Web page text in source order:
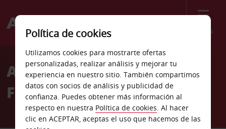
Menú
Welcome
AvisAlquiler de coches
Frankfurt Heddernheim
Política de cookies
Utilizamos cookies para mostrarte ofertas
personalizadas, realizar análisis y mejorar tu
experiencia en nuestro sitio. También compartimos
datos con socios de análisis y publicidad de
confianza. Puedes obtener más información al
respecto en nuestra Política de cookies. Al hacer
clic en ACEPTAR, aceptas el uso que hacemos de las